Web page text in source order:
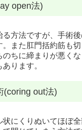
open法)
る方法ですが、手術
。また肛門括約筋も
のちに締まりが悪く
ります。
(coring out法)
状にくりぬいてほぼ